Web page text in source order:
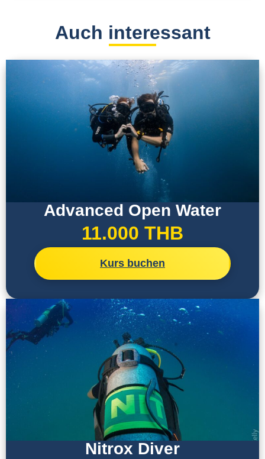
Auch interessant
Advanced Open Water
11.000 THB
Kurs buchen
Nitrox Diver